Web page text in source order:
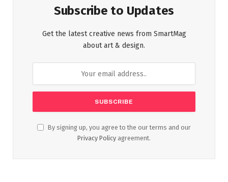
Subscribe to Updates
Get the latest creative news from SmartMag
about art & design.
By signing up, you agree to the our terms and our
Privacy Policy agreement.